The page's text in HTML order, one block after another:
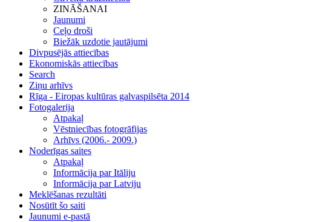
ZINĀŠANAI
Jaunumi
Ceļo droši
Biežāk uzdotie jautājumi
Divpusējās attiecības
Ekonomiskās attiecības
Search
Ziņu arhīvs
Rīga - Eiropas kultūras galvaspilsēta 2014
Fotogalerija
Atpakaļ
Vēstniecības fotogrāfijas
Arhīvs (2006.- 2009.)
Noderīgas saites
Atpakaļ
Informācija par Itāliju
Informācija par Latviju
Meklēšanas rezultāti
Nosūtīt šo saiti
Jaunumi e-pastā